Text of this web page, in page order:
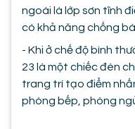
ngoài là lớp sơn tĩnh
có khả năng chống
- Khi ở chế độ bình
23 là một chiếc đèn
trang trí tạo điểm
phòng bếp, phòng ngủ